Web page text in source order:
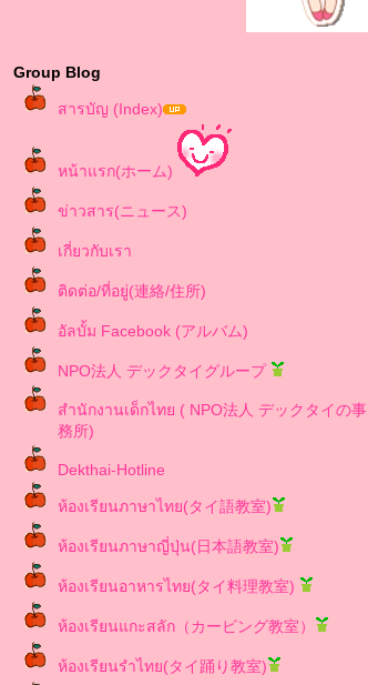
Group Blog
สารบัญ (Index)
หน้าแรก(ホーム)
ข่าวสาร(ニュース)
เกี่ยวกับเรา
ติดต่อ/ที่อยู่(連絡/住所)
อัลบั้ม Facebook (アルバム)
NPO法人 デックタイグループ
สำนักงานเด็กไทย ( NPO法人 デックタイの事
務所)
Dekthai-Hotline
ห้องเรียนภาษาไทย(タイ語教室)
ห้องเรียนภาษาญี่ปุ่น(日本語教室)
ห้องเรียนอาหารไทย(タイ料理教室)
ห้องเรียนแกะสลัก（カービング教室）
ห้องเรียนรำไทย(タイ踊り教室)